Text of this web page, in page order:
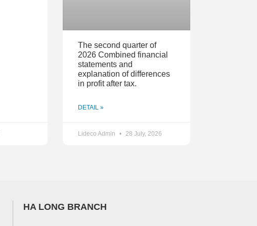
The second quarter of
2026 Combined financial
statements and
explanation of differences
in profit after tax.
DETAIL »
Lideco Admin 28 July, 2026
HA LONG BRANCH